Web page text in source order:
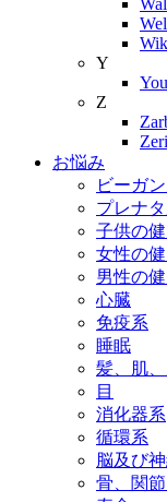
Y
Z
お悩み
ビーガン
プレナ
子供の
女性の
男性の
心臓
免疫系
睡眠
髪、肌
目
消化器系
循環系
脳及び
骨、関